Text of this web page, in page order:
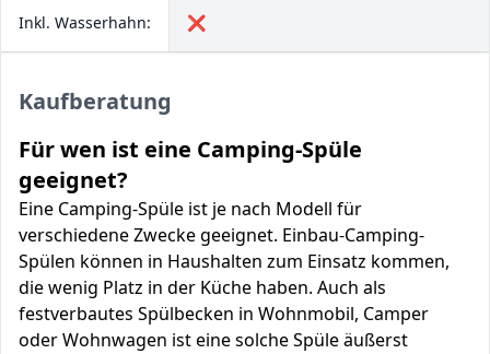
Inkl. Wasserhahn: ❌
Kaufberatung
Für wen ist eine Camping-Spüle
geeignet?
Eine Camping-Spüle ist je nach Modell für
verschiedene Zwecke geeignet. Einbau-Camping-
Spülen können in Haushalten zum Einsatz kommen,
die wenig Platz in der Küche haben. Auch als
festverbautes Spülbecken in Wohnmobil, Camper
oder Wohnwagen ist eine solche Spüle äußerst